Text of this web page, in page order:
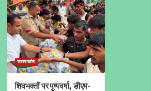
उत्तराखंड
शिवभक्तों पर पुष्पवर्षा, डीएम-